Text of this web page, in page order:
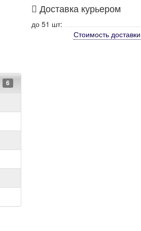
Доставка курьером
до 51 шт:
Стоимость доставки
6